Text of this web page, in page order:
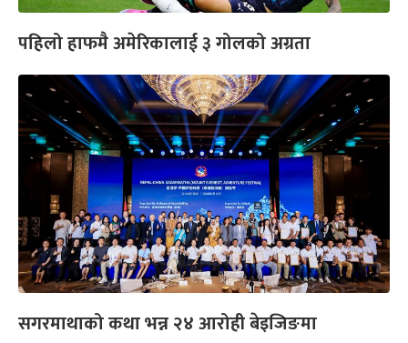
पहिलो हाफमै अमेरिकालाई ३ गोलको अग्रता
सगरमाथाको कथा भन्न २४ आरोही बेइजिङमा